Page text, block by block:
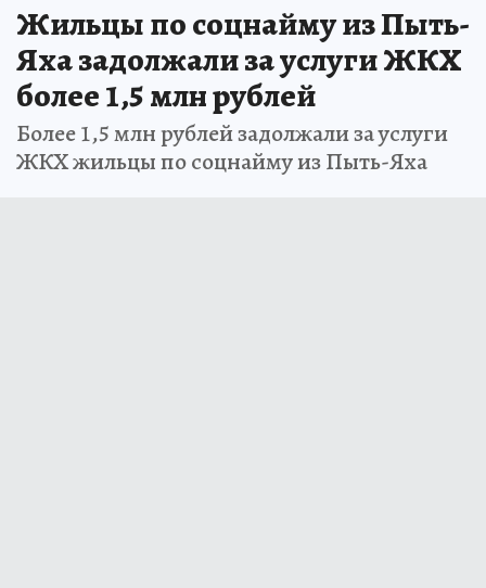
Жильцы по соцнайму из Пыть-
Яха задолжали за услуги ЖКХ
более 1,5 млн рублей
Более 1,5 млн рублей задолжали за услуги
ЖКХ жильцы по соцнайму из Пыть-Яха